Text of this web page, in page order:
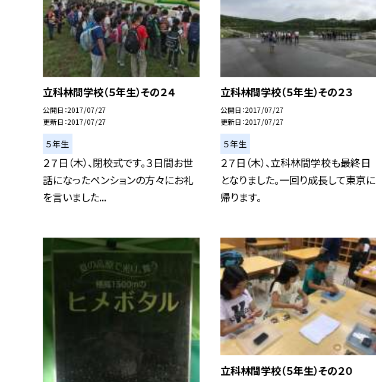
立科林間学校（５年生）その２４
公開日 2017/07/27
更新日 2017/07/27
５年生
２７日（木）、閉校式です。３日間お世
話になったペンションの方々にお礼
を言いました...
立科林間学校（５年生）その２３
公開日 2017/07/27
更新日 2017/07/27
５年生
２７日（木）、立科林間学校も最終日
となりました。一回り成長して東京に
帰ります。
立科林間学校（５年生）その２０